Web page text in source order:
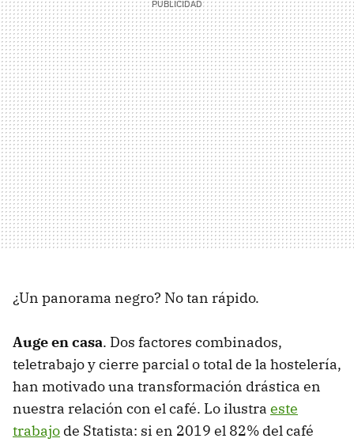
¿Un panorama negro? No tan rápido.
Auge en casa. Dos factores combinados,
teletrabajo y cierre parcial o total de la hostelería,
han motivado una transformación drástica en
nuestra relación con el café. Lo ilustra este
trabajo de Statista: si en 2019 el 82% del café